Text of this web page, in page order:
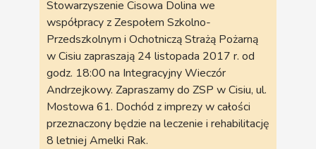
Stowarzyszenie Cisowa Dolina we
współpracy z Zespołem Szkolno-
Przedszkolnym i Ochotniczą Strażą Pożarną
w Cisiu zapraszają 24 listopada 2017 r. od
godz. 18:00 na Integracyjny Wieczór
Andrzejkowy. Zapraszamy do ZSP w Cisiu, ul.
Mostowa 61. Dochód z imprezy w całości
przeznaczony będzie na leczenie i rehabilitację
8 letniej Amelki Rak.